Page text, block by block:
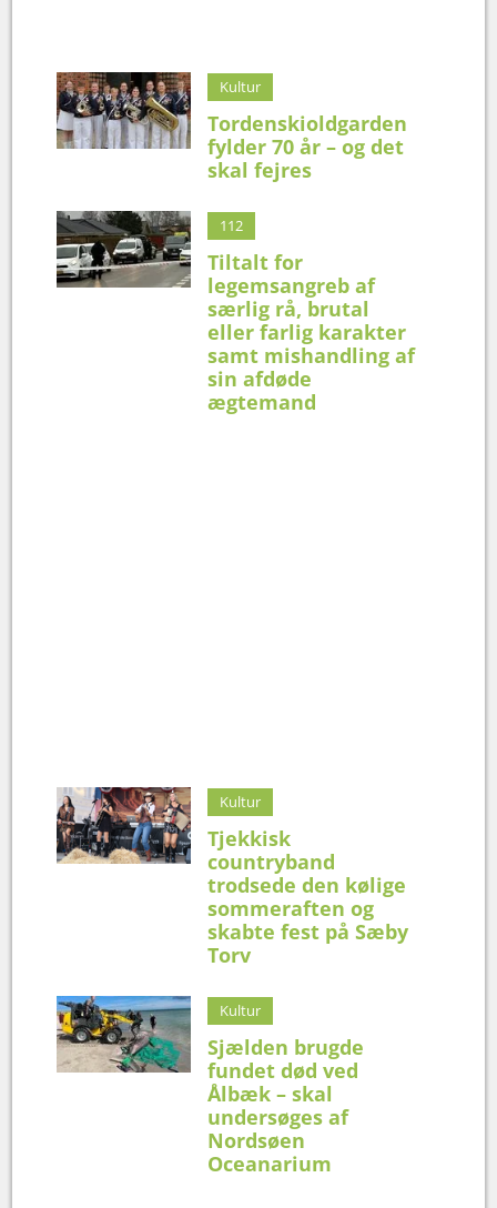
Kultur
Tordenskioldgarden
fylder 70 år – og det
skal fejres
112
Tiltalt for
legemsangreb af
særlig rå, brutal
eller farlig karakter
samt mishandling af
sin afdøde
ægtemand
Kultur
Tjekkisk
countryband
trodsede den kølige
sommeraften og
skabte fest på Sæby
Torv
Kultur
Sjælden brugde
fundet død ved
Ålbæk – skal
undersøges af
Nordsøen
Oceanarium